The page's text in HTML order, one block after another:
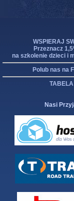
WSPIERAJ
Przeznacz
na szkolenie dzieci i
Polub nas na
Nasi